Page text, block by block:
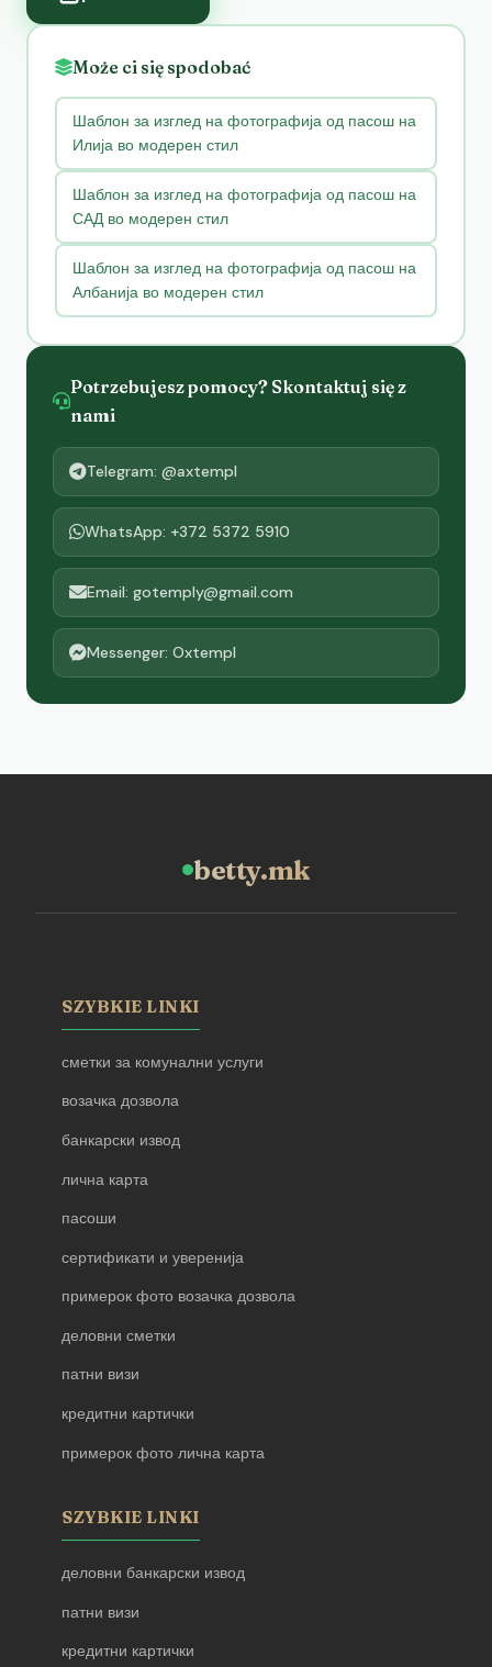
Może ci się spodobać
Шаблон за изглед на фотографија од пасош на
Илија во модерен стил
Шаблон за изглед на фотографија од пасош на
САД во модерен стил
Шаблон за изглед на фотографија од пасош на
Албанија во модерен стил
Potrzebujesz pomocy? Skontaktuj się z
nami
Telegram: @axtempl
WhatsApp: +372 5372 5910
Email: gotemply@gmail.com
Messenger: Oxtempl
betty.mk
SZYBKIE LINKI
сметки за комунални услуги
возачка дозвола
банкарски извод
лична карта
пасоши
сертификати и уверенија
примерок фото возачка дозвола
деловни сметки
патни визи
кредитни картички
примерок фото лична карта
SZYBKIE LINKI
деловни банкарски извод
патни визи
кредитни картички